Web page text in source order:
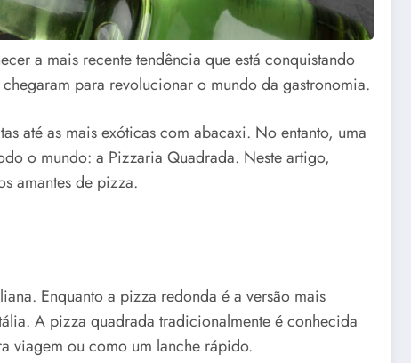
a mais recente tendência que está conquistando
para revolucionar o mundo da gastronomia.
até as mais exóticas com abacaxi. No entanto, uma
o mundo: a Pizzaria Quadrada. Neste artigo,
amantes de pizza.
Enquanto a pizza redonda é a versão mais
A pizza quadrada tradicionalmente é conhecida
viagem ou como um lanche rápido.